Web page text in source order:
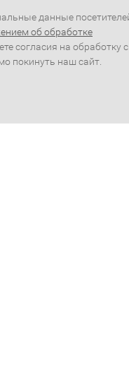
данные
об обработке
согласия на обработку
покинуть наш сайт.